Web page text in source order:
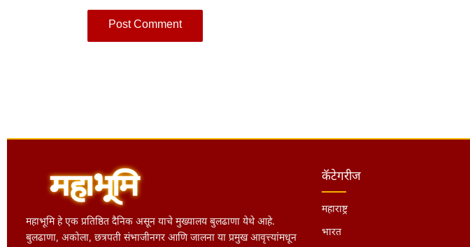
महाभूमि हे एक प्रतिष्ठित दैनिक असून याचे मुख्यालय बुलढाणा येथे आहे.
बुलढाणा, अकोला, छत्रपती संभाजीनगर आणि जालना या प्रमुख आवृत्त्यांमधून
कॅटेगरीज
महाराष्ट्र
भारत